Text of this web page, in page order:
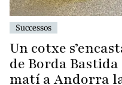
Successos
Un cotxe
de Borda
matí a Andorra